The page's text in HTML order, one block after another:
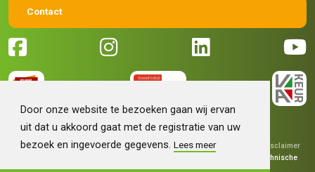
Door onze website te bezoeken gaan wij ervan
uit dat u akkoord gaat met de registratie van uw
bezoek en ingevoerde gegevens.Lees meer
Contact
© 2026 Machinehandel Bruntink BV | Algemene voorwaarden
Disclaimer
Technische
realisatieSieronline B.V.